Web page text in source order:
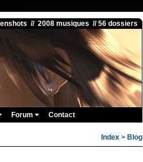
// 2008 musiques // 56 dossiers
Forum Contact
Index > Blog